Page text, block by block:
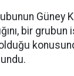
Güney
bir